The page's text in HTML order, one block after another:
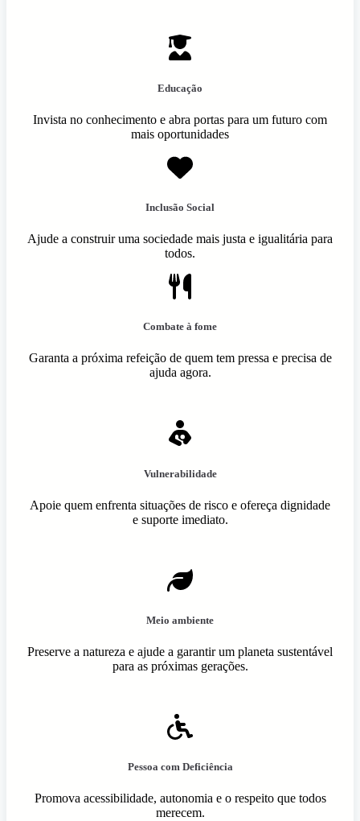
Educação
Invista no conhecimento e abra portas para um futuro com
mais oportunidades
Inclusão Social
Ajude a construir uma sociedade mais justa e igualitária para
todos.
Combate à fome
Garanta a próxima refeição de quem tem pressa e precisa de
ajuda agora.
Vulnerabilidade
Apoie quem enfrenta situações de risco e ofereça dignidade
e suporte imediato.
Meio ambiente
Preserve a natureza e ajude a garantir um planeta sustentável
para as próximas gerações.
Pessoa com Deficiência
Promova acessibilidade, autonomia e o respeito que todos
merecem.